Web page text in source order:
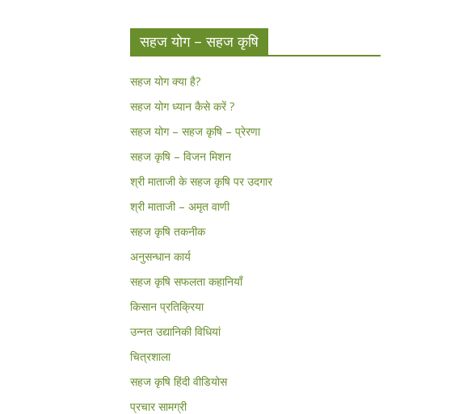
सहज योग – सहज कृषि
सहज योग क्या है?
सहज योग ध्यान कैसे करें ?
सहज योग – सहज कृषि – प्रेरणा
सहज कृषि – विजन मिशन
श्री माताजी के सहज कृषि पर उदगार
श्री माताजी – अमृत वाणी
सहज कृषि तकनीक
अनुसन्धान कार्य
सहज कृषि सफलता कहानियाँ
किसान प्रतिक्रिया
उन्नत उद्यानिकी विधियां
चित्रशाला
सहज कृषि हिंदी वीडियोस
प्रचार सामग्री